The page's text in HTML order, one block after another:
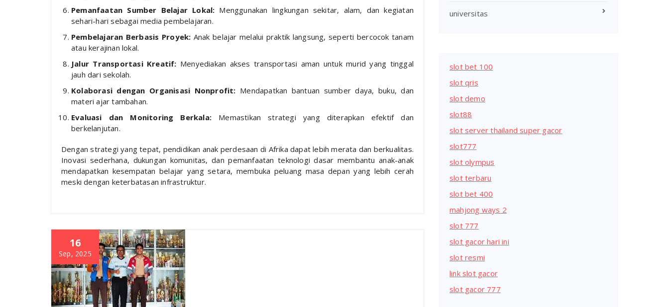
Pemanfaatan Sumber Belajar Lokal: Menggunakan lingkungan sekitar, alam, dan kegiatan
sehari-hari sebagai media pembelajaran.
Pembelajaran Berbasis Proyek: Anak belajar melalui praktik langsung, seperti bercocok tanam
atau kerajinan lokal.
Jalur Transportasi Kreatif: Menyediakan akses transportasi aman untuk murid yang tinggal
jauh dari sekolah.
Kolaborasi dengan Organisasi Nonprofit: Mendapatkan bantuan sumber daya, buku, dan
materi ajar tambahan.
Evaluasi dan Monitoring Berkala: Memastikan strategi yang diterapkan efektif dan
berkelanjutan.
Dengan strategi yang tepat, pendidikan anak perdesaan di Afrika dapat lebih merata dan berkualitas.
Inovasi sederhana, dukungan komunitas, dan pemanfaatan teknologi dasar membantu anak-anak
mendapatkan kesempatan belajar yang setara, membuka peluang masa depan yang lebih cerah
meski dengan keterbatasan infrastruktur.
16
Sep, 2025
universitas
slot bet 100
slot qris
slot demo
slot88
slot server thailand super gacor
slot777
slot olympus
slot terbaru
slot bet 400
mahjong ways 2
slot 777
slot gacor hari ini
slot resmi
link slot gacor
slot gacor 777